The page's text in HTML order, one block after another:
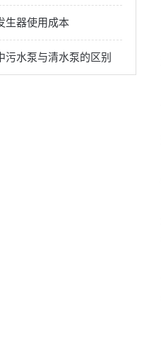
生器使用成本
污水泵与清水泵的区别